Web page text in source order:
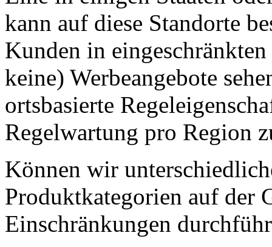
kann auf diese Standorte
Kunden in
keine) Werbeangebote
ortsbasierte
Regelwartung pro Region
Können wir
Produktkategorien auf der
Einschränkungen